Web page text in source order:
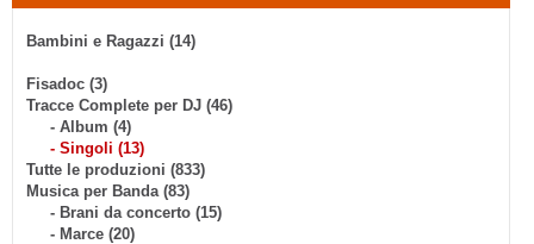
Bambini e Ragazzi (14)
Fisadoc (3)
Tracce Complete per DJ (46)
- Album (4)
- Singoli (13)
Tutte le produzioni (833)
Musica per Banda (83)
- Brani da concerto (15)
- Marce (20)